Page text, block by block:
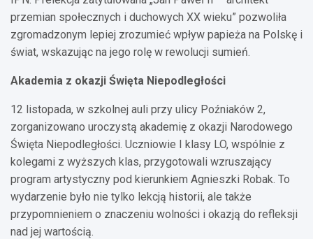
przemian społecznych i duchowych XX wieku” pozwoliła
zgromadzonym lepiej zrozumieć wpływ papieża na Polskę i
świat, wskazując na jego rolę w rewolucji sumień.
Akademia z okazji Święta Niepodległości
12 listopada, w szkolnej auli przy ulicy Poźniaków 2,
zorganizowano uroczystą akademię z okazji Narodowego
Święta Niepodległości. Uczniowie I klasy LO, wspólnie z
kolegami z wyższych klas, przygotowali wzruszający
program artystyczny pod kierunkiem Agnieszki Robak. To
wydarzenie było nie tylko lekcją historii, ale także
przypomnieniem o znaczeniu wolności i okazją do refleksji
nad jej wartością.